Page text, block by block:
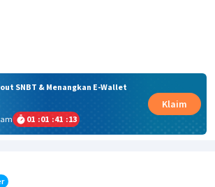
SNBT & Menangkan E-Wallet
01 :01 :41 :13
Klaim